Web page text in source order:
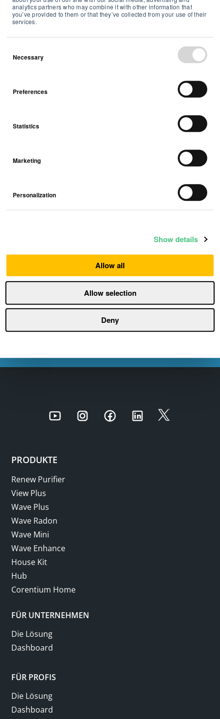
analytics partners who may combine it with other information that
you’ve provided to them or that they’ve collected from your use of their
services.
Necessary
Preferences
Statistics
Marketing
Personalization
Show details
Allow all
Allow selection
Deny
Tour
Schachgroßmeister müssen ständig an sich
arbeiten. Aber wussten Sie, dass auch
unser Verstand frische Luft braucht, um
Luftqualität erhöht nachweislich das
strategische Denken, die Konzentration
Erfahren Sie mehr
Die norwegische
Asthma & Allergie
Airthings unterstützt die Norwegische
Asthma & Allergie Stiftung, die durch ihre
Hilfsmittel und Unterstützung der
Forschung das Leben von Tausenden von
Norwegern verbessert.
PRODUKTE
Renew Purifier
View Plus
Wave Plus
Wave Radon
Wave Mini
Wave Enhance
House Kit
Hub
Corentium Home
FÜR UNTERNEHMEN
Die Lösung
Dashboard
FÜR PROFIS
Die Lösung
Dashboard
YoutubeInstagramFacebookLinkedIn